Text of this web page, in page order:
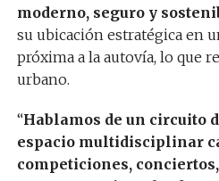
moderno, seguro y
su ubicación estratégica en
próxima a la autovía, lo que
urbano.
“Hablamos de un circuito
espacio multidisciplinar
competiciones,